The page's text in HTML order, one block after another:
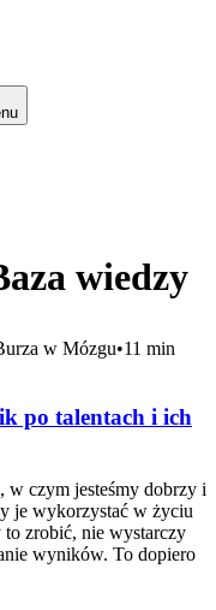
wiedzy
w Mózgu•11 min
po talentach i ich
w czym jesteśmy dobrzy i
je wykorzystać w życiu
zrobić, nie wystarczy
wyników. To dopiero